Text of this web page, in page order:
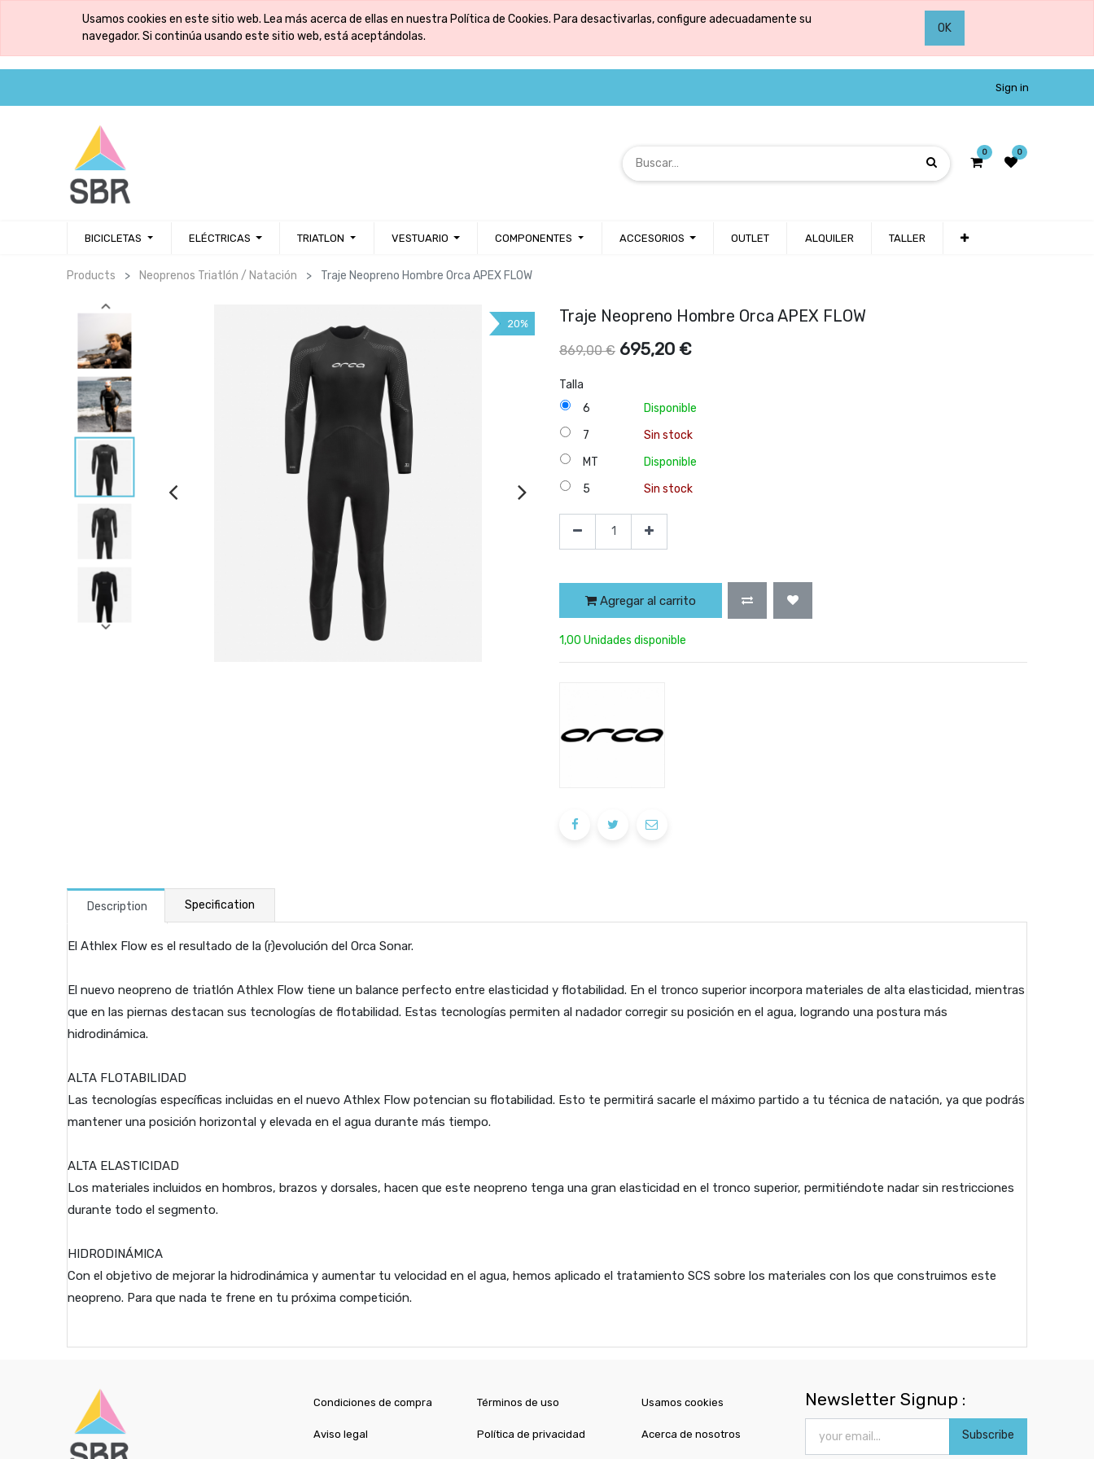
Usamos cookies en este sitio web. Lea más acerca de ellas en nuestra Política de Cookies. Para desactivarlas, configure adecuadamente su
navegador. Si continúa usando este sitio web, está aceptándolas.
OK
Sign in
0 0
BICICLETAS ELÉCTRICAS TRIATLON VESTUARIO COMPONENTES ACCESORIOS OUTLET ALQUILER TALLER
Products Neoprenos Triatlón / Natación Traje Neopreno Hombre Orca APEX FLOW
20% Traje Neopreno Hombre Orca APEX FLOW
869,00€ 695,20 €
Talla
6
Disponible
7
Sin stock
MT
Disponible
5
Sin stock
Agregar al carrito
1,00 Unidades disponible
Description Specification
El Athlex Flow es el resultado de la (r)evolución del Orca Sonar.
El nuevo neopreno de triatlón Athlex Flow tiene un balance perfecto entre elasticidad y flotabilidad. En el tronco superior incorpora materiales de alta elasticidad, mientras
que en las piernas destacan sus tecnologías de flotabilidad. Estas tecnologías permiten al nadador corregir su posición en el agua, logrando una postura más
hidrodinámica.
ALTA FLOTABILIDAD
Las tecnologías específicas incluidas en el nuevo Athlex Flow potencian su flotabilidad. Esto te permitirá sacarle el máximo partido a tu técnica de natación, ya que podrás
mantener una posición horizontal y elevada en el agua durante más tiempo.
ALTA ELASTICIDAD
Los materiales incluidos en hombros, brazos y dorsales, hacen que este neopreno tenga una gran elasticidad en el tronco superior, permitiéndote nadar sin restricciones
durante todo el segmento.
HIDRODINÁMICA
Con el objetivo de mejorar la hidrodinámica y aumentar tu velocidad en el agua, hemos aplicado el tratamiento SCS sobre los materiales con los que construimos este
neopreno. Para que nada te frene en tu próxima competición.
Condiciones de compra
Aviso legal
Términos de uso
Política de privacidad
Usamos cookies
Acerca de nosotros
Newsletter Signup :
Subscribe